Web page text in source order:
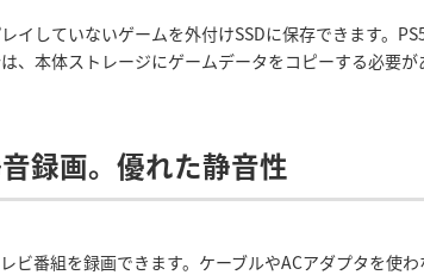
イしていないゲームを外付けSSDに保存できます。
、本体ストレージにゲームデータをコピーする必要が
録画。優れた静音性
ビ番組を録画できます。ケーブルやACアダプタを使